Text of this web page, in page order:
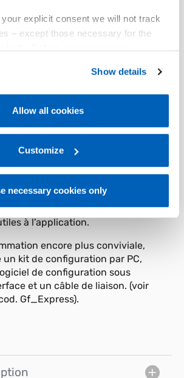
explicit consent we will not track
– except those necessary for the
Gefran - Cookie
of personal data, at the following
Policy.
Show details
Allow all cookies
Customize
necessary cookies only
par le clavier: temps de
temps d’impulsion minimum,
est configurable: avec ou sans
configuration est facilitée grâce au
de régulation, Inp pour les
les sorties, etc.) et par la possibilité
simplifié pour le réglage des
fréquemment utilisés.
de choisir les paramètres à
d’inhiber automatiquement ceux
à l’application.
encore plus conviviale,
un kit de configuration par PC,
de configuration sous
et un câble de liaison. (voir
Gf_Express).